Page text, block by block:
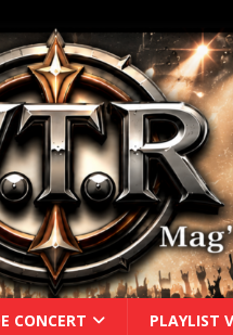
CONCERT PLAYLIST